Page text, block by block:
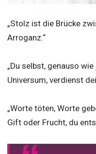
„Stolz ist die Brücke
Arroganz.“
„Du selbst, genauso
Universum, verdienst
„Worte töten, Worte
Gift oder Frucht, du